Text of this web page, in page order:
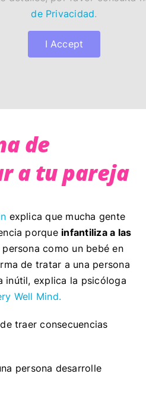
de Privacidad.
I Accept
de
a tu pareja
explica que mucha gente
porque infantiliza a las
como un bebé en
de tratar a una persona
inútil, explica la psicóloga
Well Mind.
traer consecuencias
persona desarrolle